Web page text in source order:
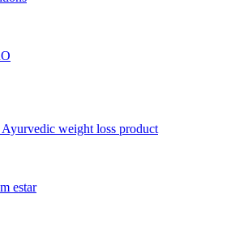
weight loss product
estar